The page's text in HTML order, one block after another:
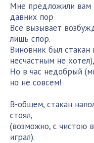
Мне предложили вам
давних пор
Всё вызывает
лишь спор.
Виновник был стакан
несчастным не хотел),
Но в час недобрый
но не совсем!
В-общем, стакан
стоял,
(возможно, с чистою
играл).